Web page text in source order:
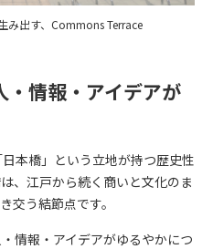
み出す、Commons Terrace
・情報・アイデアが
本橋」という立地が持つ歴史性
、江戸から続く商いと文化のま
交う結節点です。
情報・アイデアがゆるやかにつ